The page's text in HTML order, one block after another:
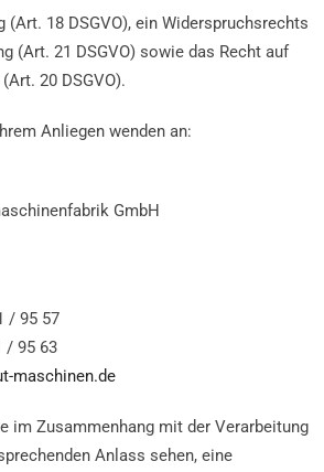
(Art. 18 DSGVO), ein Widerspruchsrechts
(Art. 21 DSGVO) sowie das Recht auf
20 DSGVO).
Anliegen wenden an:
GmbH
/ 95 57
/ 95 63
maschinen.de
im Zusammenhang mit der Verarbeitung
Anlass sehen, eine